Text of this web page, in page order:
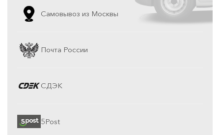
Самовывоз из Москвы
Почта России
СДЭК
5Post